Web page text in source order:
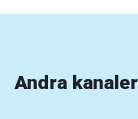
Andra kanaler